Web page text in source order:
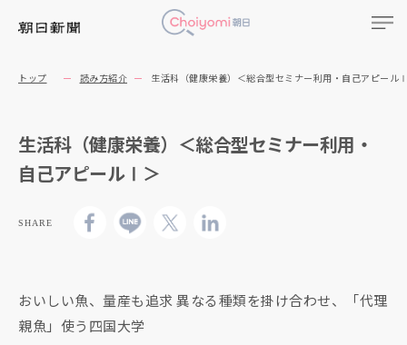
トップ 読み方紹介 生活科（健康栄養）＜総合型セミナー利用・自己アピール
生活科（健康栄養）＜総合型セミナー利用・
自己アピールⅠ＞
SHARE
おいしい魚、量産も追求 異なる種類を掛け合わせ、「代理
親魚」使う四国大学